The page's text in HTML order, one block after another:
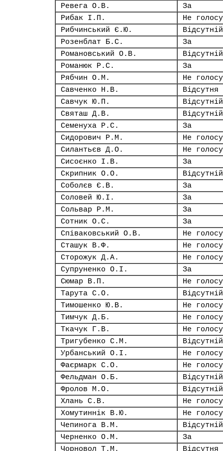
Ревега О.В.
За
Рибак І.П.
Не
Рибчинський Є.Ю.
Відсутній
Розенблат Б.С.
За
Романовський О.В.
Відсутній
Романюк Р.С.
За
Рябчин О.М.
Не
Савченко Н.В.
Відсутня
Савчук Ю.П.
Відсутній
Святаш Д.В.
Відсутній
Семенуха Р.С.
За
Сидорович Р.М.
Не
Силантьєв Д.О.
Не
Сисоєнко І.В.
За
Скрипник О.О.
Відсутній
Соболєв Є.В.
За
Соловей Ю.І.
За
Сольвар Р.М.
За
Сотник О.С.
За
Співаковський О.В.
Не
Сташук В.Ф.
Не
Сторожук Д.А.
Не
Супруненко О.І.
За
Сюмар В.П.
Не
Тарута С.О.
Відсутній
Тимошенко Ю.В.
Не
Тимчук Д.Б.
Не
Ткачук Г.В.
Не
Тригубенко С.М.
Відсутній
Урбанський О.І.
Не
Фаєрмарк С.О.
Не
Фельдман О.Б.
Відсутній
Фролов М.О.
Відсутній
Хлань С.В.
Не
Хомутиннік В.Ю.
Не
Чепинога В.М.
Відсутній
Черненко О.М.
За
Чорновол Т.М.
Відсутня